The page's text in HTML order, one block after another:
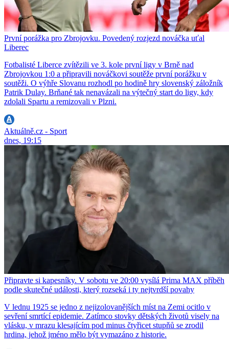
První porážka pro Zbrojovku. Povedený rozjezd nováčka uťal
Liberec
Fotbalisté Liberce zvítězili ve 3. kole první ligy v Brně nad
Zbrojovkou 1:0 a připravili nováčkovi soutěže první porážku v
soutěži. O výhře Slovanu rozhodl po hodině hry slovenský záložník
Patrik Dulay. Brňané tak nenavázali na výtečný start do ligy, kdy
zdolali Spartu a remizovali v Plzni.
Aktuálně.cz - Sport
dnes, 19:15
Připravte si kapesníky. V sobotu ve 20:00 vysílá Prima MAX příběh
podle skutečné události, který rozseká i ty nejtvrdší povahy
V lednu 1925 se jedno z nejizolovanějších míst na Zemi ocitlo v
sevření smrtící epidemie. Zatímco stovky dětských životů visely na
vlásku, v mrazu klesajícím pod minus čtyřicet stupňů se zrodil
hrdina, jehož jméno mělo být vymazáno z historie.